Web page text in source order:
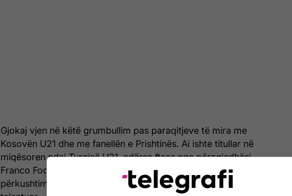
Gjokaj vjen në këtë grumbullim pas paraqitjeve të mira me
Kosovën U21 dhe me fanellën e Prishtinës. Ai ishte titullar në
miqësoren ndaj Turqisë U21, ndërsa ftesa nga përzgjedhësi
Franco Foda konsiderohet si një shpërblim për punën,
përkushtimin dhe formën e treguar së fundmi nga portieri i